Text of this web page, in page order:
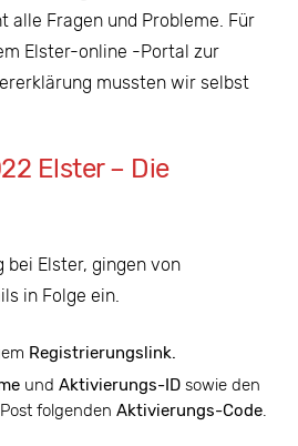
alle Fragen und Probleme. Für
Elster-online -Portal zur
mussten wir selbst
Elster – Die
bei Elster, gingen von
in Folge ein.
Registrierungslink.
und Aktivierungs-ID sowie den
folgenden Aktivierungs-Code.